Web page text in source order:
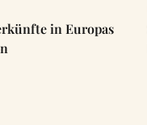
in Europas